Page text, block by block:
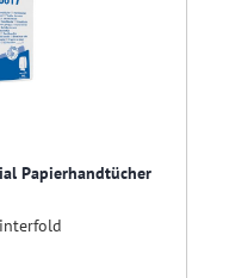
Papierhandtücher